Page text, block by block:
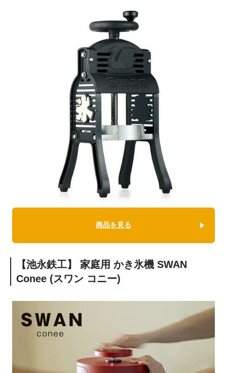
商品を見る
【池永鉄工】 家庭用 かき氷機 SWAN
Conee (スワン コニー)